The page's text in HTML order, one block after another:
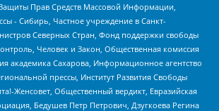
Прав Средств Массовой Информации,
- Сибирь, Частное учреждение в Санкт-
Северных Стран, Фонд поддержки свободы
Человек и Закон, Общественная комиссия
академика Сахарова, Информационное агентство
прессы, Институт Развития Свободы
Женсовет, Общественный вердикт, Евразийская
Бедушев Петр Петрович, Дзугкоева Регина